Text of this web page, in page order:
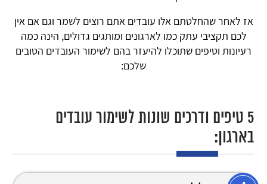
אז לאחר שהחלטתם אלו עובדים אתם רוצים לשמר וגם אם אין
לכם תקציבי עתק כמו לארגונים ומותגים גדולים, הינה כמה
רעיונות וטיפים שתוכלו להיעזר בהם לשימור העובדים הטובים
שלכם:
5 טיפים ודרכים שונות לשימור עובדים
בארגון: